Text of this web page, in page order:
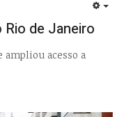
de Janeiro
ampliou acesso a